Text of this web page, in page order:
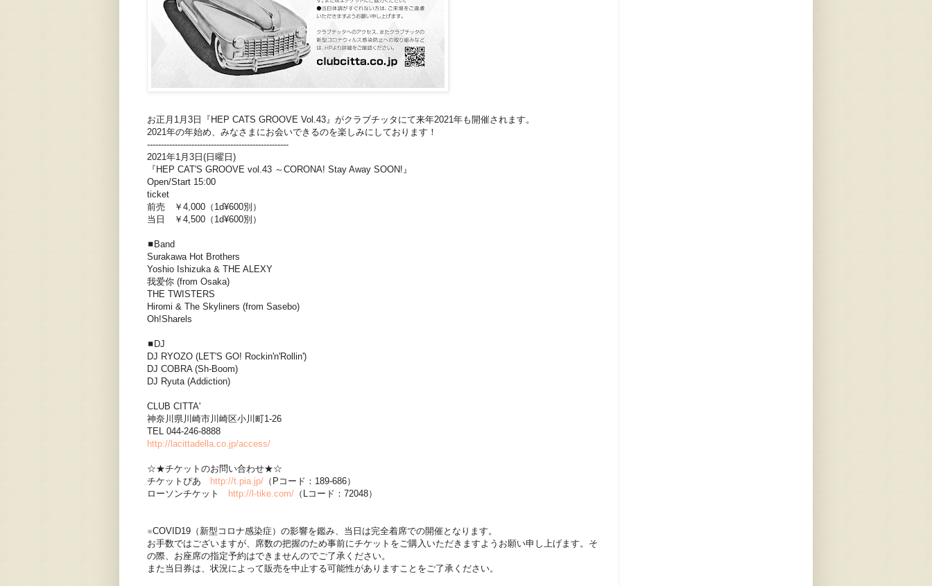
お正月1月3日『HEP CATS GROOVE Vol.43』がクラブチッタにて来年2021年も開催されます。
2021年の年始め、みなさまにお会いできるのを楽しみにしております！
---------------------------------------------------
2021年1月3日(日曜日)
『HEP CAT'S GROOVE vol.43 ～CORONA! Stay Away SOON!』
Open/Start 15:00
ticket
前売 ￥4,000（1d¥600別）
当日 ￥4,500（1d¥600別）
◼️Band
Surakawa Hot Brothers
Yoshio Ishizuka & THE ALEXY
我爱你 (from Osaka)
THE TWISTERS
Hiromi & The Skyliners (from Sasebo)
Oh!Sharels
◼️DJ
DJ RYOZO (LET'S GO! Rockin'n'Rollin')
DJ COBRA (Sh-Boom)
DJ Ryuta (Addiction)
CLUB CITTA'
神奈川県川崎市川崎区小川町1-26
TEL 044-246-8888
http://lacittadella.co.jp/access/
☆★チケットのお問い合わせ★☆
チケットぴあ
http://t.pia.jp/ （Pコード：189-686）
ローソンチケット
http://l-tike.com/ （Lコード：72048）
※COVID19（新型コロナ感染症）の影響を鑑み、当日は完全着席での開催となります。
お手数ではございますが、席数の把握のため事前にチケットをご購入いただきますようお願い申し上げます。そ
の際、お座席の指定予約はできませんのでご了承ください。
また当日券は、状況によって販売を中止する可能性がありますことをご了承ください。